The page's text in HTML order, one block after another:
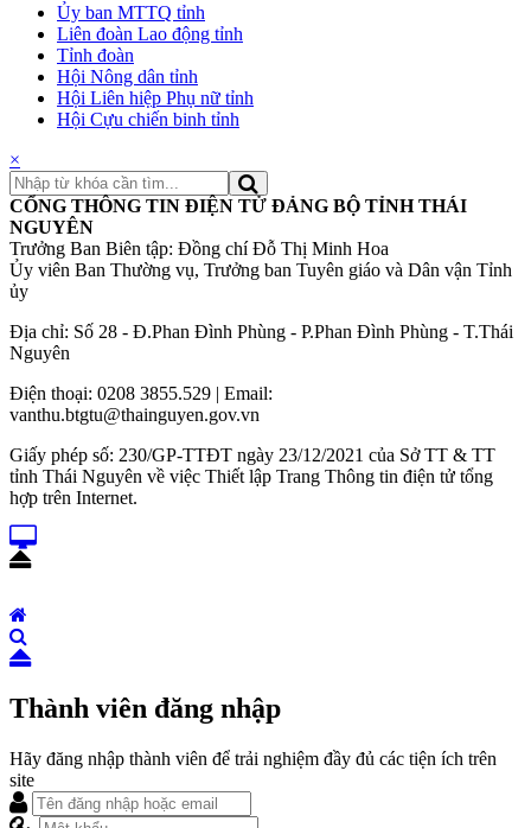
Ủy ban MTTQ tỉnh
Liên đoàn Lao động tỉnh
Tỉnh đoàn
Hội Nông dân tỉnh
Hội Liên hiệp Phụ nữ tỉnh
Hội Cựu chiến binh tỉnh
×
CỔNG THÔNG TIN ĐIỆN TỬ ĐẢNG BỘ TỈNH THÁI
NGUYÊN
Trưởng Ban Biên tập: Đồng chí Đỗ Thị Minh Hoa
Ủy viên Ban Thường vụ, Trưởng ban Tuyên giáo và Dân vận Tỉnh
ủy
Địa chỉ: Số 28 - Đ.Phan Đình Phùng - P.Phan Đình Phùng - T.Thái
Nguyên
Điện thoại: 0208 3855.529 | Email:
vanthu.btgtu@thainguyen.gov.vn
Giấy phép số: 230/GP-TTĐT ngày 23/12/2021 của Sở TT & TT
tỉnh Thái Nguyên về việc Thiết lập Trang Thông tin điện tử tổng
hợp trên Internet.
Thành viên đăng nhập
Hãy đăng nhập thành viên để trải nghiệm đầy đủ các tiện ích trên
site